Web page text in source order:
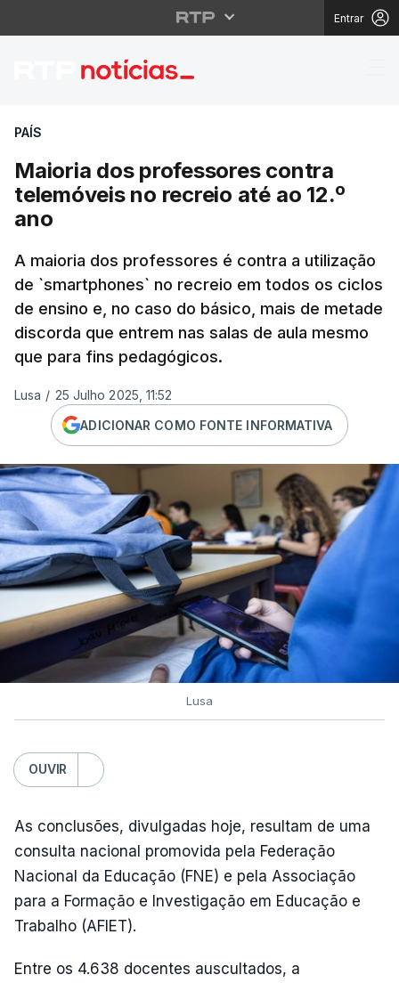
Entrar
Maioria dos
PAÍS
Maioria dos professores contra
telemóveis no recreio até ao 12.º
ano
A maioria dos professores é contra a utilização
de `smartphones` no recreio em todos os ciclos
de ensino e, no caso do básico, mais de metade
discorda que entrem nas salas de aula mesmo
que para fins pedagógicos.
Lusa / 25 Julho 2025, 11:52
ADICIONAR COMO FONTE INFORMATIVA
Lusa
OUVIR
As conclusões, divulgadas hoje, resultam de uma
consulta nacional promovida pela Federação
Nacional da Educação (FNE) e pela Associação
para a Formação e Investigação em Educação e
Trabalho (AFIET).
Entre os 4.638 docentes auscultados, a